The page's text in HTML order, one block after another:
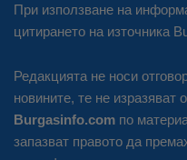
При използване на
цитирането на източника
Редакцията не носи
новините, те не
Burgasinfo.com по
запазват правото да